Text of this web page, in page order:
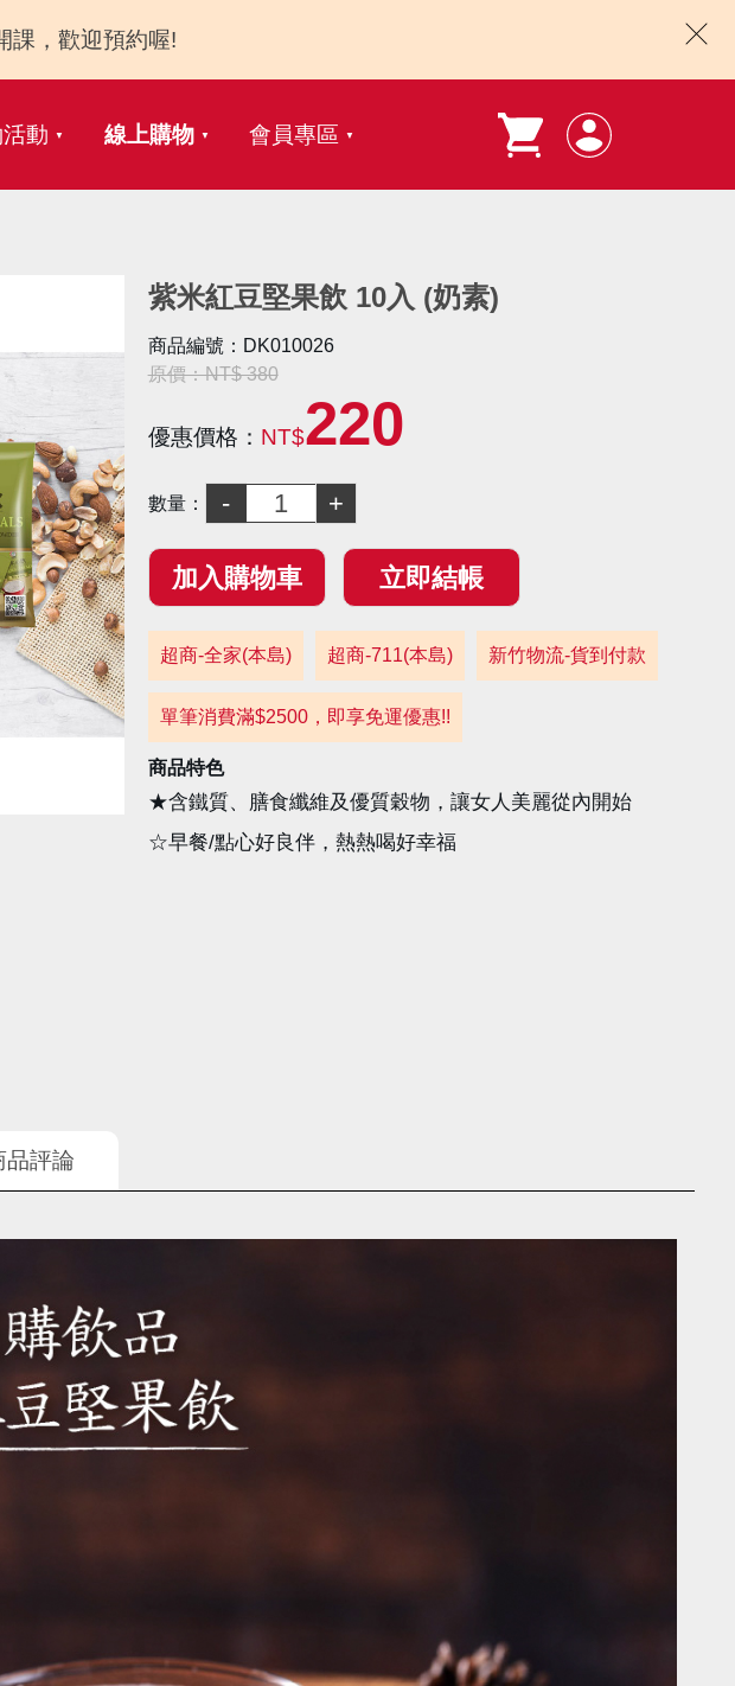
課，歡迎預約喔!
動 線上購物 會員專區
紫米紅豆堅果飲 10入 (奶素)
商品編號：DK010026
原價：NT$ 380
優惠價格： NT$220
數量：
超商-全家(本島) 超商-711(本島) 新竹物流-貨到付款
單筆消費滿$2500，即享免運優惠!!
商品特色
★含鐵質、膳食纖維及優質穀物，讓女人美麗從內開始
☆早餐/點心好良伴，熱熱喝好幸福
品評論